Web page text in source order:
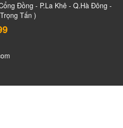
Đồng - P.La Khê - Q.Hà Đông -
Tấn )